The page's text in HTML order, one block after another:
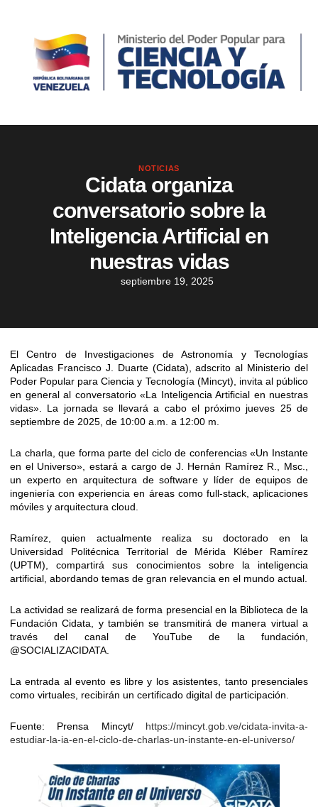
NOTICIAS
Cidata organiza
conversatorio sobre la
Inteligencia Artificial en
nuestras vidas
septiembre 19, 2025
El Centro de Investigaciones de Astronomía y Tecnologías
Aplicadas Francisco J. Duarte (Cidata), adscrito al Ministerio del
Poder Popular para Ciencia y Tecnología (Mincyt), invita al público
en general al conversatorio «La Inteligencia Artificial en nuestras
vidas». La jornada se llevará a cabo el próximo jueves 25 de
septiembre de 2025, de 10:00 a.m. a 12:00 m.
La charla, que forma parte del ciclo de conferencias «Un Instante
en el Universo», estará a cargo de J. Hernán Ramírez R., Msc.,
un experto en arquitectura de software y líder de equipos de
ingeniería con experiencia en áreas como full-stack, aplicaciones
móviles y arquitectura cloud.
Ramírez, quien actualmente realiza su doctorado en la
Universidad Politécnica Territorial de Mérida Kléber Ramírez
(UPTM), compartirá sus conocimientos sobre la inteligencia
artificial, abordando temas de gran relevancia en el mundo actual.
La actividad se realizará de forma presencial en la Biblioteca de la
Fundación Cidata, y también se transmitirá de manera virtual a
través del canal de YouTube de la fundación,
@SOCIALIZACIDATA.
La entrada al evento es libre y los asistentes, tanto presenciales
como virtuales, recibirán un certificado digital de participación.
Fuente: Prensa Mincyt/ https://mincyt.gob.ve/cidata-invita-a-
estudiar-la-ia-en-el-ciclo-de-charlas-un-instante-en-el-universo/